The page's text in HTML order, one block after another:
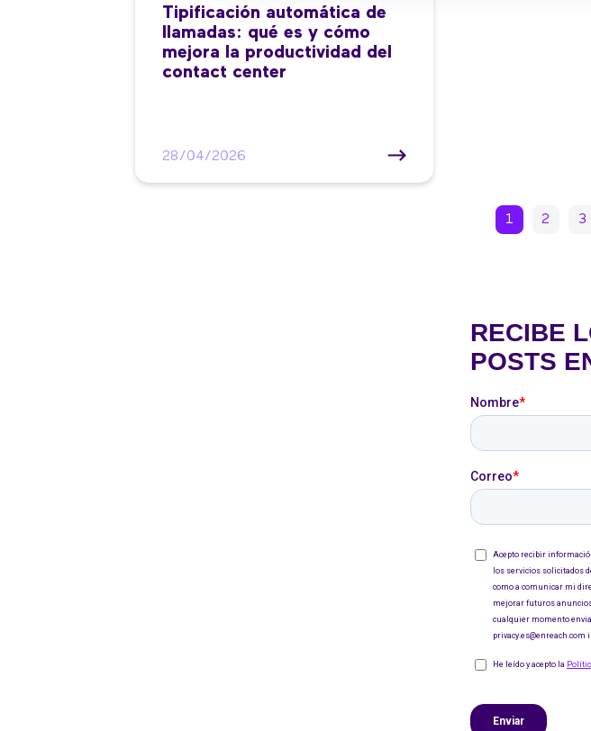
Tipificación automática de
llamadas: qué es y cómo
mejora la productividad del
contact center
28/04/2026
1 2 3